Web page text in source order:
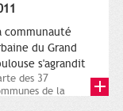
de-Gaulle.
communauté
du Grand
s'agrandit
des 37
de la